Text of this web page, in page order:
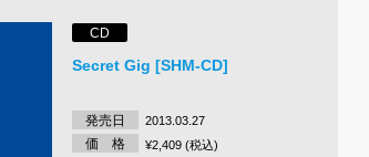
CD
Secret Gig [SHM-CD]
発売日 2013.03.27
価 格 ¥2,409 (税込)